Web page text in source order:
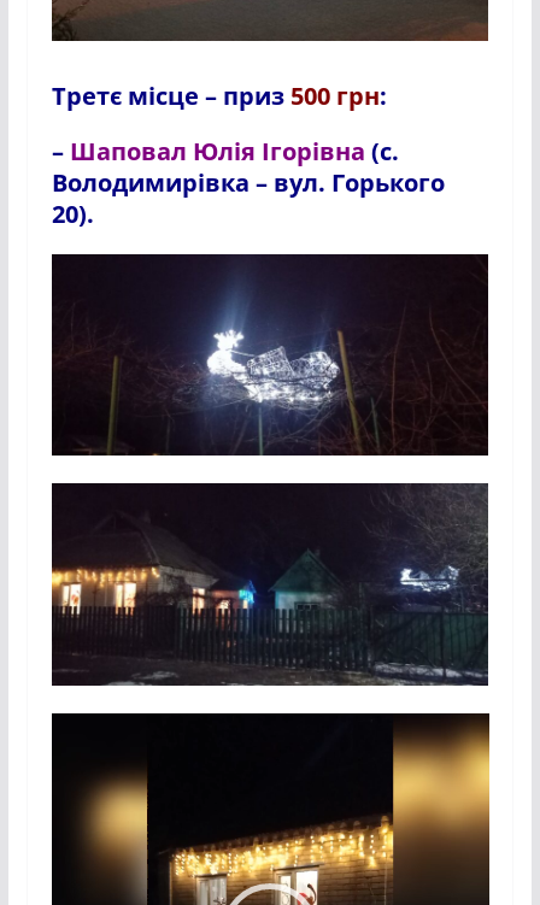
Третє місце – приз 500 грн:
– Шаповал Юлія Ігорівна (с.
Володимирівка – вул. Горького
20).